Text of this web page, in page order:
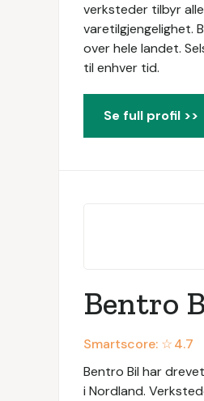
verksteder tilbyr
varetilgjengelighet.
over hele landet.
til enhver tid.
Se full profil >>
Bentro
Smartscore: ☆4.7
Bentro Bil har
i Nordland.